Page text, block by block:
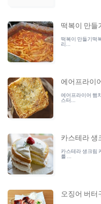
떡복이 만들
떡복이 만들기떡
리...
에어프라이
에어프라이어 햄
스터...
카스테라 생
카스테라 생크림
를 ...
오징어 버